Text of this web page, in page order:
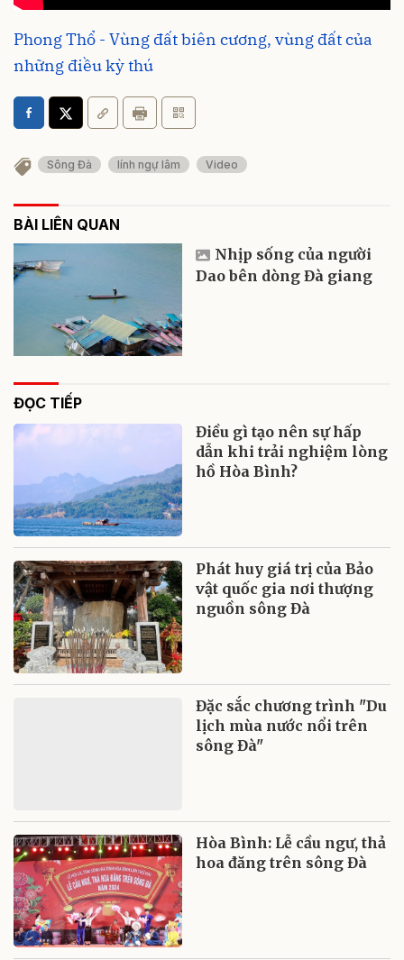
Phong Thổ - Vùng đất biên cương, vùng đất của
những điều kỳ thú
Sông Đà lính ngự lâm Video
BÀI LIÊN QUAN
Nhịp sống của người
Dao bên dòng Đà giang
ĐỌC TIẾP
Điều gì tạo nên sự hấp
dẫn khi trải nghiệm lòng
hồ Hòa Bình?
Phát huy giá trị của Bảo
vật quốc gia nơi thượng
nguồn sông Đà
Đặc sắc chương trình "Du
lịch mùa nước nổi trên
sông Đà"
Hòa Bình: Lễ cầu ngư, thả
hoa đăng trên sông Đà